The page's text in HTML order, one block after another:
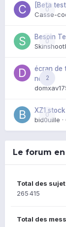
0
[Beta
Casse-
0
Besoin
2
écran de
noir
0
XZ1
bid0uille
Le forum
Total des
265 415
Total des